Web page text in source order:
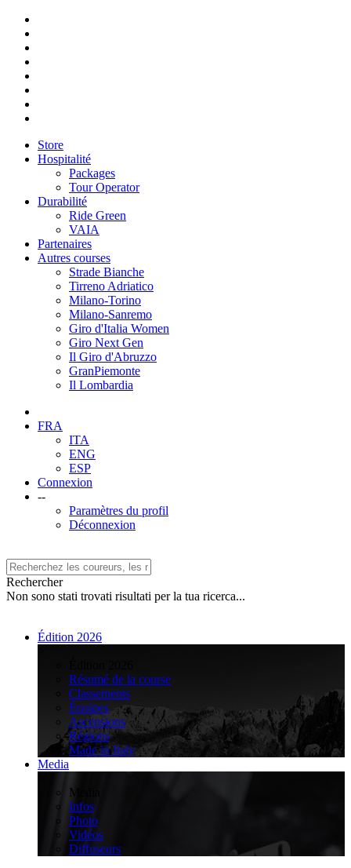
Store
Hospitalité
Packages
Tour Operator
Durabilité
Ride Green
VAIA
Partenaires
Autres courses
Strade Bianche
Tirreno Adriatico
Milano-Torino
Milano-Sanremo
Giro d'Italia Women
Giro Next Gen
Il Giro d'Abruzzo
GranPiemonte
Il Lombardia
FRA
ITA
ENG
ESP
Connexion
--
Paramètres du profil
Déconnexion
Rechercher
Non sono stati trovati risultati per la tua ricerca...
Édition 2026
Résumé de la course
Classements
Équipes
Ascensions
Régions
Made in Italy
Media
Media
Infos
Photo
Vidéos
Diffuseurs